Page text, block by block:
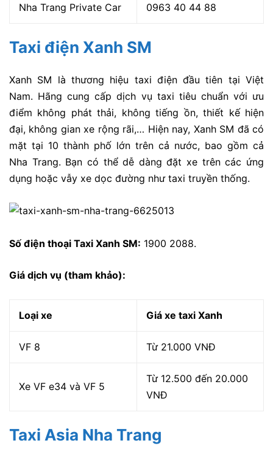
Nha Trang Private Car 0963 40 44 88
Taxi điện Xanh SM
Xanh SM là thương hiệu taxi điện đầu tiên tại Việt
Nam. Hãng cung cấp dịch vụ taxi tiêu chuẩn với ưu
điểm không phát thải, không tiếng ồn, thiết kế hiện
đại, không gian xe rộng rãi,… Hiện nay, Xanh SM đã có
mặt tại 10 thành phố lớn trên cả nước, bao gồm cả
Nha Trang. Bạn có thể dễ dàng đặt xe trên các ứng
dụng hoặc vẫy xe dọc đường như taxi truyền thống.
Số điện thoại Taxi Xanh SM: 1900 2088.
Giá dịch vụ (tham khảo):
Loại xe Giá xe taxi Xanh
VF 8 Từ 21.000 VNĐ
Xe VF e34 và VF 5
Từ 12.500 đến 20.000
VNĐ
Taxi Asia Nha Trang